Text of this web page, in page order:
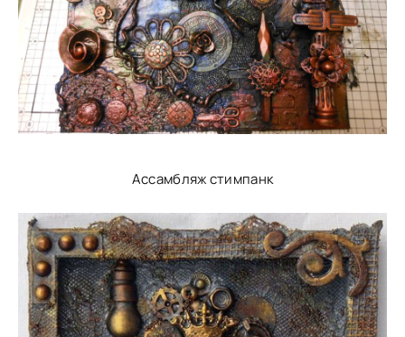
Ассамбляж стимпанк